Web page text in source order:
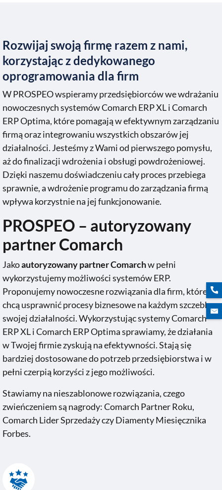
Rozwijaj swoją firmę razem z nami,
korzystając z dedykowanego
oprogramowania dla firm
W PROSPEO wspieramy przedsiębiorców we wdrażaniu
nowoczesnych systemów Comarch ERP XL i Comarch
ERP Optima, które pomagają w efektywnym zarządzaniu
firmą oraz integrowaniu wszystkich obszarów jej
działalności. Jesteśmy z Wami od pierwszego pomysłu,
aż do finalizacji wdrożenia i obsługi powdrożeniowej.
Dzięki naszemu doświadczeniu cały proces przebiega
sprawnie, a wdrożenie programu do zarządzania firmą
wpływa korzystnie na jej funkcjonowanie.
PROSPEO – autoryzowany
partner Comarch
Jakoautoryzowany partner Comarchw pełni
wykorzystujemy możliwości systemów ERP.
Proponujemy nowoczesne rozwiązania dla firm, które
chcą usprawnić procesy biznesowe na każdym szczeblu
swojej działalności. Wykorzystując systemy Comarch
ERP XL i Comarch ERP Optima sprawiamy, że działania
w Twojej firmie zyskują na efektywności. Stają się
bardziej dostosowane do potrzeb przedsiębiorstwa i w
pełni czerpią korzyści z jego możliwości.
Stawiamy na nieszablonowe rozwiązania, czego
zwieńczeniem są nagrody: Comarch Partner Roku,
Comarch Lider Sprzedaży czy Diamenty Miesięcznika
Forbes.